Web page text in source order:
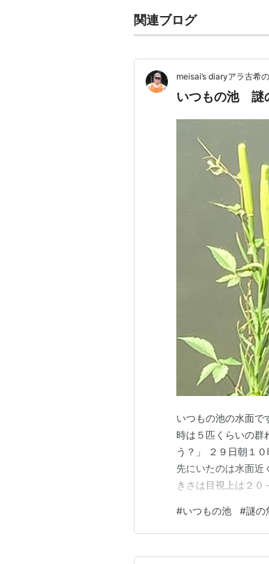
関連ブログ
meisai’s diaryアラ古希
いつもの池 謎
いつもの池の水面で
時は５匹くらいの群
う？」 ２９日朝１
先にいたのは水面近
きさは目視上は２０
んでした 酷暑の影
け閉めして水面近く
#いつもの池 #謎の